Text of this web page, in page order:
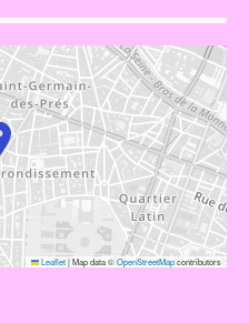
Leaflet|Map data ©OpenStreetMapcontributors